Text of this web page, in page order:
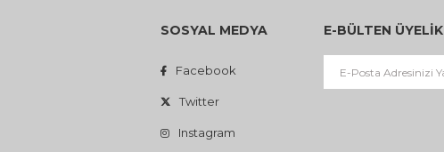
SOSYAL MEDYA
Facebook
Twitter
Instagram
E-BÜLTEN ÜYELİK